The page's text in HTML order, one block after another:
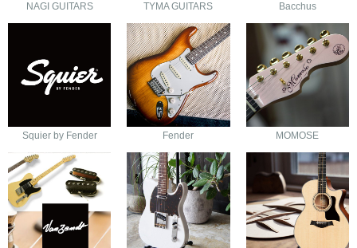
NAGI GUITARS TYMA GUITARS Bacchus
Squier by Fender Fender MOMOSE